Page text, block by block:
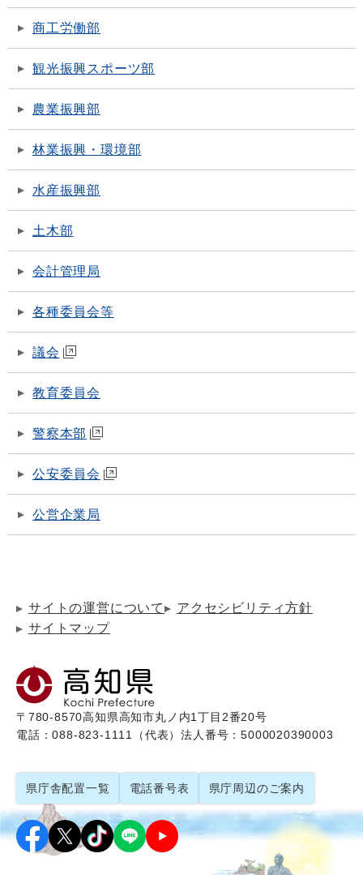
商工労働部
観光振興スポーツ部
農業振興部
林業振興・環境部
水産振興部
土木部
会計管理局
各種委員会等
議会
教育委員会
警察本部
公安委員会
公営企業局
サイトの運営について
アクセシビリティ方針
サイトマップ
〒780-8570高知県高知市丸ノ内1丁目2番20号
電話：088-823-1111（代表）法人番号：5000020390003
県庁舎配置一覧 電話番号表 県庁周辺のご案内